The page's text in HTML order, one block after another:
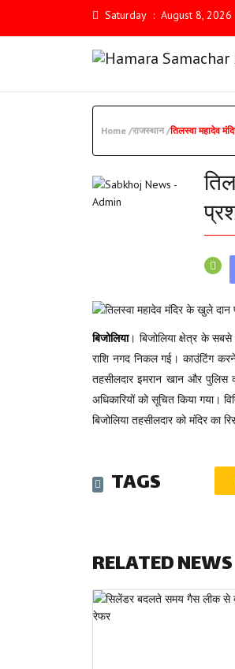
Saturday : August 8, 2026
Home /राजस्थान /तिलस्वा महादेव
बिजोलिया। बिजोलिया क्षेत्र के
राशि नगद निकल गई। काउंटिंग
तहसीलदार इमरान खान और पुलिस
अधिकारियों को सूचित किया गया।
बिजोलिया तहसीलदार को मंदिर का
TAGS
RELATED NEWS